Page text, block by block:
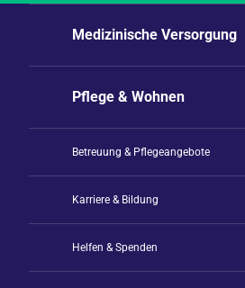
Medizinische Versorgung
Pflege & Wohnen
Betreuung & Pflegeangebote
Karriere & Bildung
Helfen & Spenden